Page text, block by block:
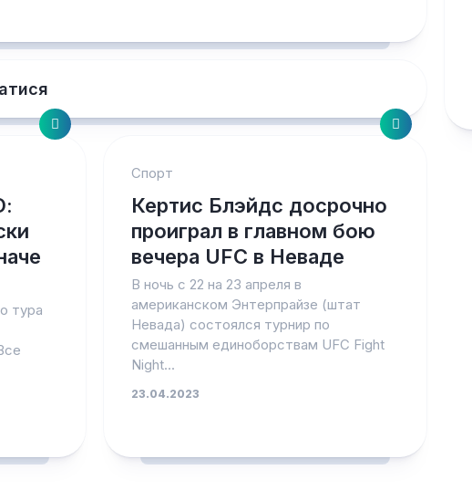
тура
Спорт
Кертис Блэйдс досрочно
проиграл в главном бою
вечера UFC в Неваде
В ночь с 22 на 23 апреля в
американском Энтерпрайзе (штат
Невада) состоялся турнир по
смешанным единоборствам UFC Fight
Night...
23.04.2023